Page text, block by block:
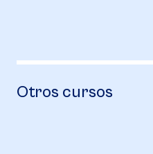
Otros cursos